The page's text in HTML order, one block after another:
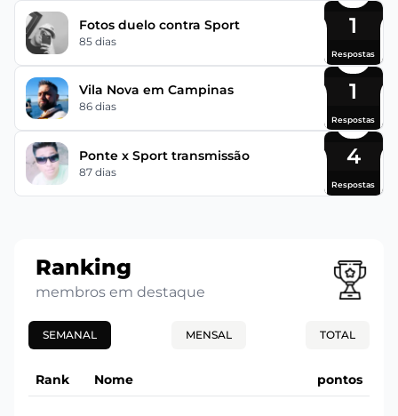
Fotos duelo contra Sport
85 dias
1
Respostas
Vila Nova em Campinas
86 dias
1
Respostas
Ponte x Sport transmissão
87 dias
4
Respostas
Ranking
membros em destaque
SEMANAL MENSAL TOTAL
Rank Nome pontos